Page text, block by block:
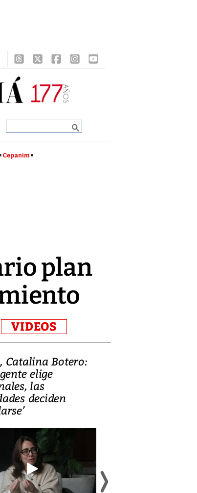
Cepanim
plan
VIDEOS
Catalina Botero:
elige
las
deciden